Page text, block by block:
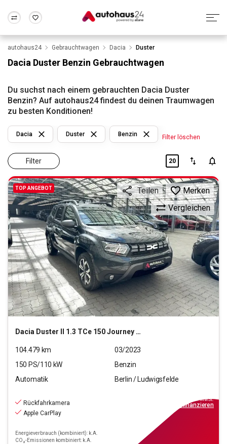
Wir bewerten dein Auto
Alle Fragen & Antworten
Rund um die Inzahlungnahme
Frankfurt Wuppertal
autohaus24 Gebrauchtwagen Dacia Duster
Dacia Duster Benzin Gebrauchtwagen
Du suchst nach einem gebrauchten Dacia Duster
Benzin? Auf autohaus24 findest du deinen Traumwagen
zu besten Konditionen!
Filter
Dacia Duster Benzin Filter löschen
20
TOP ANGEBOT
Dacia Duster II 1.3 TCe 150 Journey 2WD (EURO 6d)
Vergleichen
Teilen Merken
104.479 km
03/2023
150 PS/110 kW
Benzin
Automatik
Berlin / Ludwigsfelde
Rückfahrkamera
Apple CarPlay
Energieverbrauch (kombiniert): k.A.
CO₂-Emissionen kombiniert: k.A.
inkl.MwSt.
finanzieren